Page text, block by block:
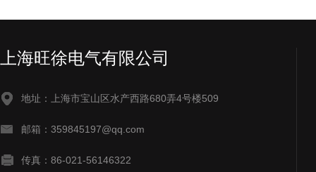
上海旺徐电气有限公司
地址：上海市宝山区水产西路680弄4号楼509
邮箱：359845197@qq.com
传真：86-021-56146322